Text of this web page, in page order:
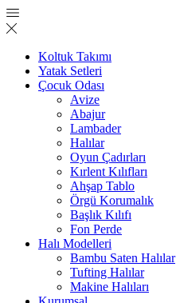
Koltuk Takımı
Yatak Setleri
Çocuk Odası
Avize
Abajur
Lambader
Halılar
Oyun Çadırları
Kırlent Kılıfları
Ahşap Tablo
Örgü Korumalık
Başlık Kılıfı
Fon Perde
Halı Modelleri
Bambu Saten Halılar
Tufting Halılar
Makine Halıları